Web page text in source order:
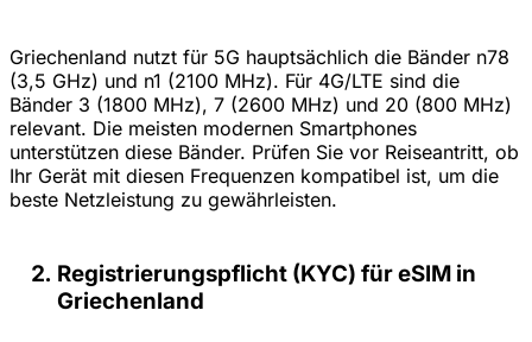
Griechenland nutzt für 5G hauptsächlich die Bänder n78
(3,5 GHz) und n1 (2100 MHz). Für 4G/LTE sind die
Bänder 3 (1800 MHz), 7 (2600 MHz) und 20 (800 MHz)
relevant. Die meisten modernen Smartphones
unterstützen diese Bänder. Prüfen Sie vor Reiseantritt, ob
Ihr Gerät mit diesen Frequenzen kompatibel ist, um die
beste Netzleistung zu gewährleisten.
Registrierungspflicht (KYC) für eSIM in
Griechenland